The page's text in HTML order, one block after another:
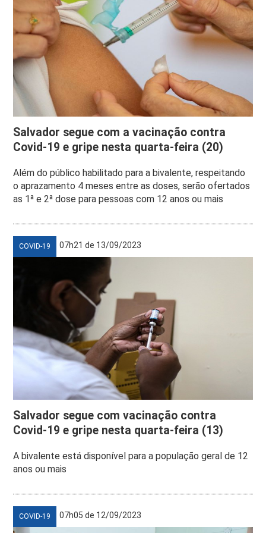
Salvador segue com a vacinação contra
Covid-19 e gripe nesta quarta-feira (20)
Além do público habilitado para a bivalente, respeitando
o aprazamento 4 meses entre as doses, serão ofertados
as 1ª e 2ª dose para pessoas com 12 anos ou mais
COVID-19 07h21 de 13/09/2023
Salvador segue com vacinação contra
Covid-19 e gripe nesta quarta-feira (13)
A bivalente está disponível para a população geral de 12
anos ou mais
COVID-19 07h05 de 12/09/2023